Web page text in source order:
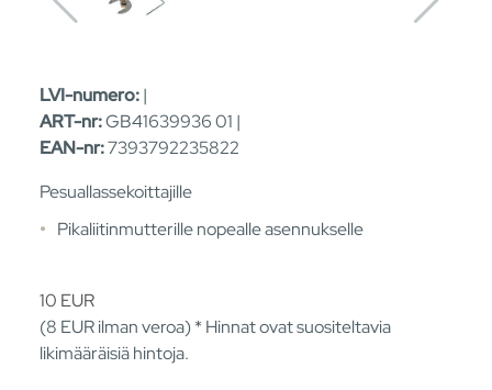
LVI-numero:|
ART-nr:GB41639936 01 |
EAN-nr:7393792235822
Pesuallassekoittajille
Pikaliitinmutterille nopealle asennukselle
10 EUR
(8 EURilman veroa) * Hinnat ovat suositeltavia
likimääräisiä hintoja.